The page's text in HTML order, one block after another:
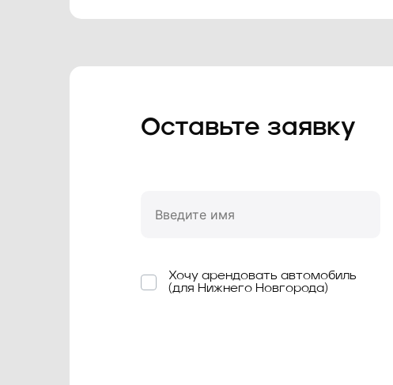
Оставьте заявку
Хочу арендовать автомобиль
(для Нижнего Новгорода)